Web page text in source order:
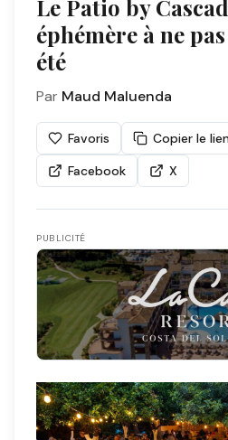
Le Patio by
éphémère à ne
été
Par Maud Maluenda
Favoris Copier le
Facebook
X
PUBLICITÉ